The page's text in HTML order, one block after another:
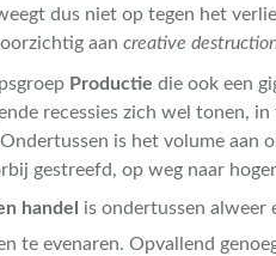
dus niet op tegen het
aan creative
Productie die ook een
recessies zich wel tonen,
is het volume aan
gestreefd, op weg naar
handel
is ondertussen alweer
te evenaren. Opvallend